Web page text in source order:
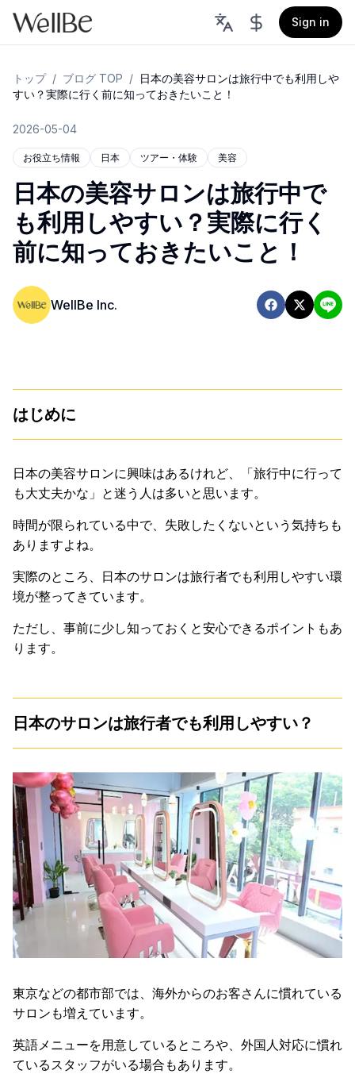
Sign in
トップ / ブログ TOP / 日本の美容サロンは旅行中でも利用しや
すい？実際に行く前に知っておきたいこと！
2026-05-04
お役立ち情報 日本 ツアー・体験 美容
日本の美容サロンは旅行中で
も利用しやすい？実際に行く
前に知っておきたいこと！
WellBe Inc.
はじめに
日本の美容サロンに興味はあるけれど、「旅行中に行って
も大丈夫かな」と迷う人は多いと思います。
時間が限られている中で、失敗したくないという気持ちも
ありますよね。
実際のところ、日本のサロンは旅行者でも利用しやすい環
境が整ってきています。
ただし、事前に少し知っておくと安心できるポイントもあ
ります。
日本のサロンは旅行者でも利用しやすい？
東京などの都市部では、海外からのお客さんに慣れている
サロンも増えています。
英語メニューを用意しているところや、外国人対応に慣れ
ているスタッフがいる場合もあります。